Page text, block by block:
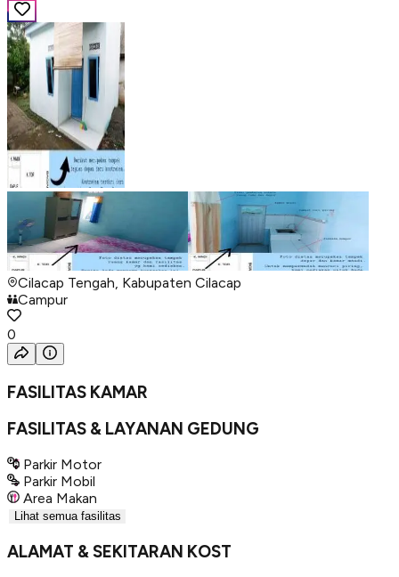
Cilacap Tengah, Kabupaten Cilacap
Campur
0
FASILITAS KAMAR
FASILITAS & LAYANAN GEDUNG
Parkir Motor
Parkir Mobil
Area Makan
Lihat semua fasilitas
ALAMAT & SEKITARAN KOST